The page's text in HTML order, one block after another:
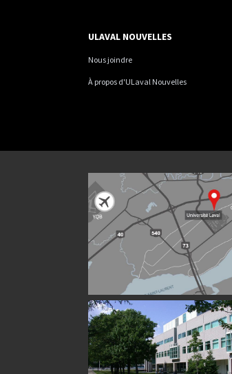
ULAVAL NOUVELLES
Nous joindre
À propos d'ULaval Nouvelles